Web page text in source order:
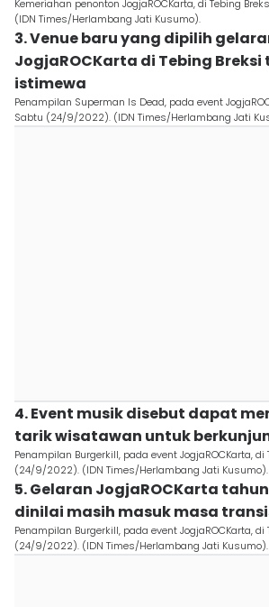
Kemeriahan penonton JogjaROCKarta, di Tebing
(IDN Times/Herlambang Jati Kusumo).
3. Venue baru yang dipilih
JogjaROCKarta di Tebing Breksi
istimewa
Penampilan Superman Is Dead, pada event
Sabtu (24/9/2022). (IDN Times/Herlambang Jati
4. Event musik disebut dapat
tarik wisatawan untuk
Penampilan Burgerkill, pada event JogjaROCKarta, di
(24/9/2022). (IDN Times/Herlambang Jati Kusumo).
5. Gelaran JogjaROCKarta
dinilai masih masuk masa
Penampilan Burgerkill, pada event JogjaROCKarta, di
(24/9/2022). (IDN Times/Herlambang Jati Kusumo).